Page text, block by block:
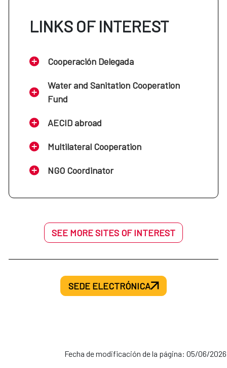
LINKS OF INTEREST
Cooperación Delegada
Water and Sanitation Cooperation
Fund
AECID abroad
Multilateral Cooperation
NGO Coordinator
SEE MORE SITES OF INTEREST
SEDE ELECTRÓNICA
Fecha de modificación de la página: 05/06/2026